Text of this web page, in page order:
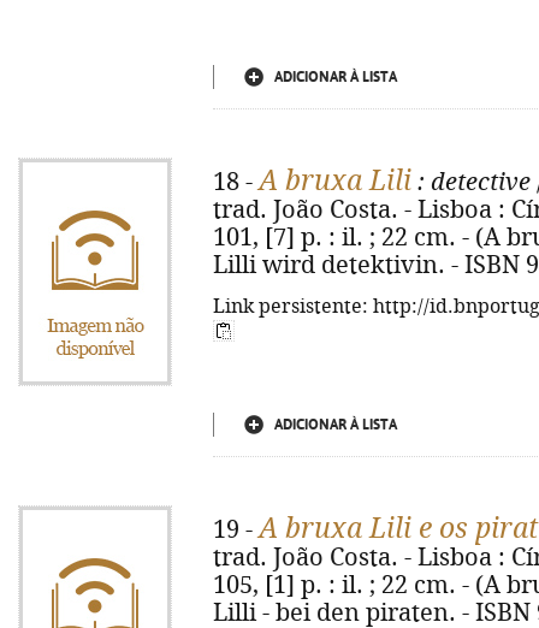
ADICIONAR À LISTA
18 -A bruxa Lili : detective
trad. João Costa. - Lisboa :
101, [7] p. : il. ; 22 cm. - (A
Lilli wird detektivin. - ISBN
Link persistente: http://
ADICIONAR À LISTA
19 -A bruxa Lili e os
trad. João Costa. - Lisboa :
105, [1] p. : il. ; 22 cm. - (A
Lilli - bei den piraten. - ISBN